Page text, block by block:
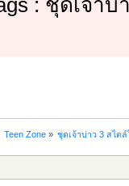
Teen Zone» ชุดเจ้าบ่าว 3 สไ